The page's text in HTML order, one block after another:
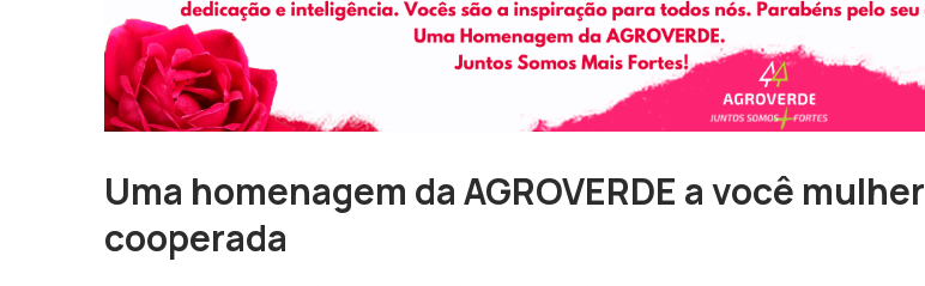
Uma homenagem da AGROVERDE a você mulher
cooperada